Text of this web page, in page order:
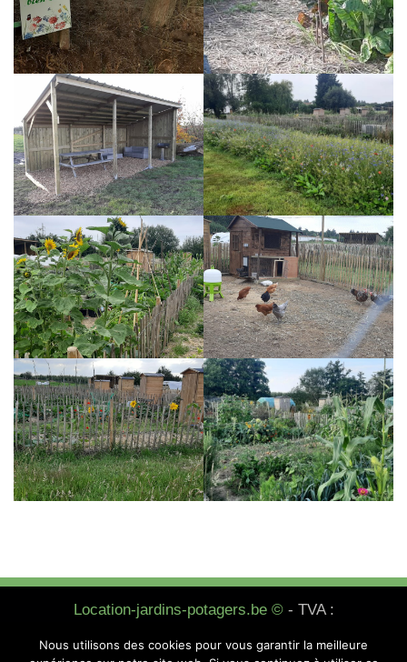
Location-jardins-potagers.be ©- TVA :
BE0623872524 - N° d’entreprise : 0623.872.524 -
Nous utilisons des cookies pour vous garantir la meilleure